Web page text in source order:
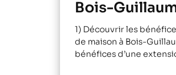
Bois-
1) Découvrir les
de maison à Bois-
bénéfices d’une